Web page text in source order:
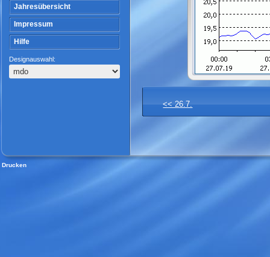
<< 26.7.
Jahresübersicht
Impressum
Hilfe
Designauswahl:
Drucken